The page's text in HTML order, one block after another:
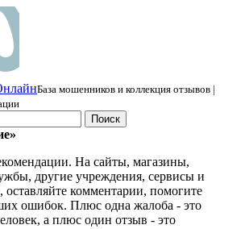
нлайнБаза мошенников и коллекция отзывов |
На сайты, магазины,
другие учреждения, сервисы и
комментарии, помогите
ошибок. Плюс одна жалоба - это
а плюс один отзыв - это